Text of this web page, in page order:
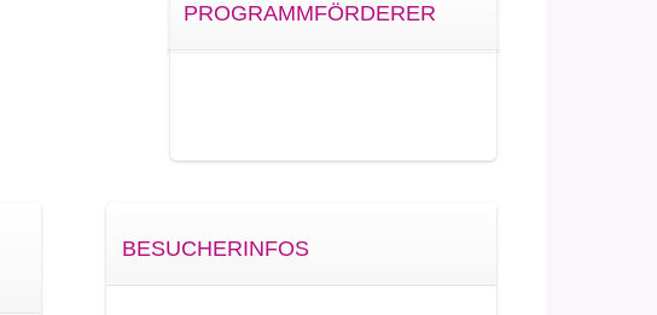
PROGRAMMFÖRDERER
BESUCHERINFOS